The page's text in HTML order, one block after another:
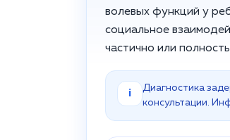
волевых функций у
социальное
частично или
i
Диагностика
консультации.